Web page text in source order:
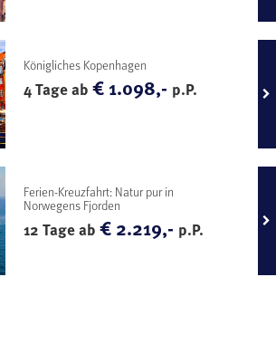
Königliches Kopenhagen
4 Tage ab€ 1.098,- p.P.
Ferien-Kreuzfahrt: Natur pur in
Norwegens Fjorden
12 Tage ab€ 2.219,- p.P.